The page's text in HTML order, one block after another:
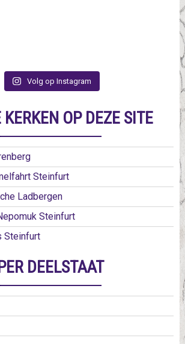
Volg op Instagram
KERKEN OP DEZE SITE
Steinfurt
Ladbergen
Steinfurt
Steinfurt
DEELSTAAT